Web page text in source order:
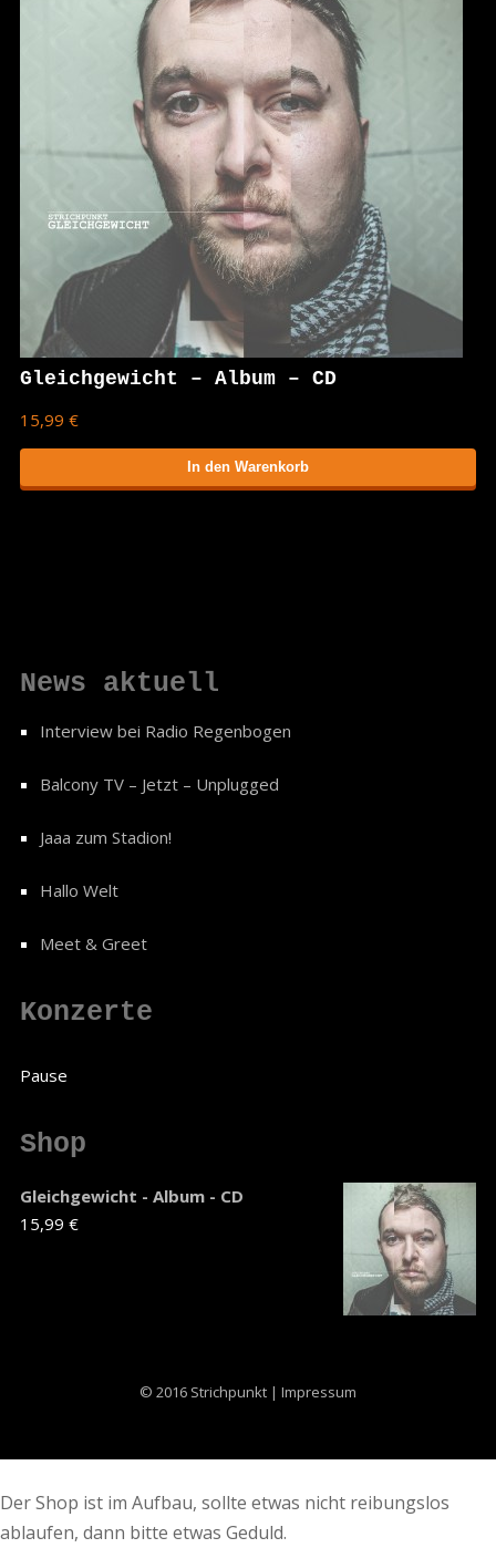
Gleichgewicht – Album – CD
15,99 €
In den Warenkorb
News aktuell
Interview bei Radio Regenbogen
Balcony TV – Jetzt – Unplugged
Jaaa zum Stadion!
Hallo Welt
Meet & Greet
Konzerte
Pause
Shop
Gleichgewicht - Album - CD
15,99 €
© 2016 Strichpunkt | Impressum
Der Shop ist im Aufbau, sollte etwas nicht reibungslos
ablaufen, dann bitte etwas Geduld.